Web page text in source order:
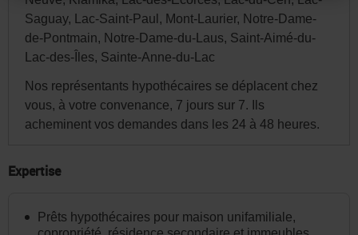
Saguay, Lac-Saint-Paul, Mont-Laurier, Notre-Dame-
de-Pontmain, Notre-Dame-du-Laus, Saint-Aimé-du-
Lac-des-Îles, Sainte-Anne-du-Lac
Nos représentants hypothécaires se déplacent chez
vous, à votre convenance, 7 jours sur 7. Ils
acheminent vos demandes dans les 24 à 48 heures.
Expertise
Prêts hypothécaires pour maison unifamiliale,
site.
Par
la
vous
pourrez
province